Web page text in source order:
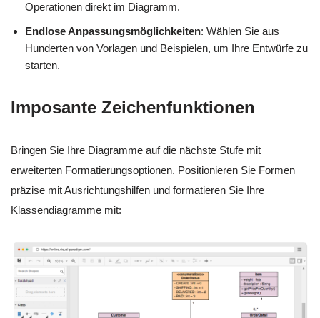
Operationen direkt im Diagramm.
Endlose Anpassungsmöglichkeiten: Wählen Sie aus
Hunderten von Vorlagen und Beispielen, um Ihre Entwürfe zu
starten.
Imposante Zeichenfunktionen
Bringen Sie Ihre Diagramme auf die nächste Stufe mit
erweiterten Formatierungsoptionen. Positionieren Sie Formen
präzise mit Ausrichtungshilfen und formatieren Sie Ihre
Klassendiagramme mit: